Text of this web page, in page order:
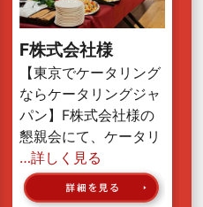
F株式会社様
【東京でケータリング
ならケータリングジャ
パン】F株式会社様の
懇親会にて、ケータリ
…詳しく見る